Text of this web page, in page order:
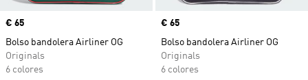
Precio
€ 65
Bolso bandolera Airliner OG
Originals
6 colores
Precio
€ 65
Bolso bandolera Airliner OG
Originals
6 colores